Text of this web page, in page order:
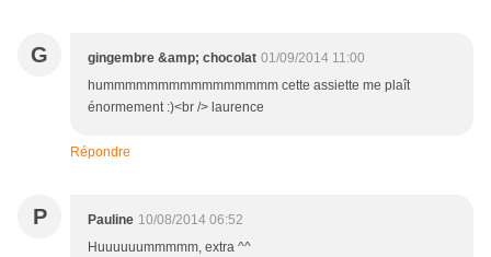
G gingembre &amp; chocolat 01/09/2014 11:00
hummmmmmmmmmmmmmmm cette assiette me plaît
énormement :)<br /> laurence
Répondre
P Pauline 10/08/2014 06:52
Huuuuuummmmm, extra ^^